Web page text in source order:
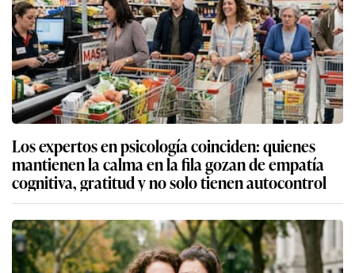
Los expertos en psicología coinciden: quienes
mantienen la calma en la fila gozan de empatía
cognitiva, gratitud y no solo tienen autocontrol